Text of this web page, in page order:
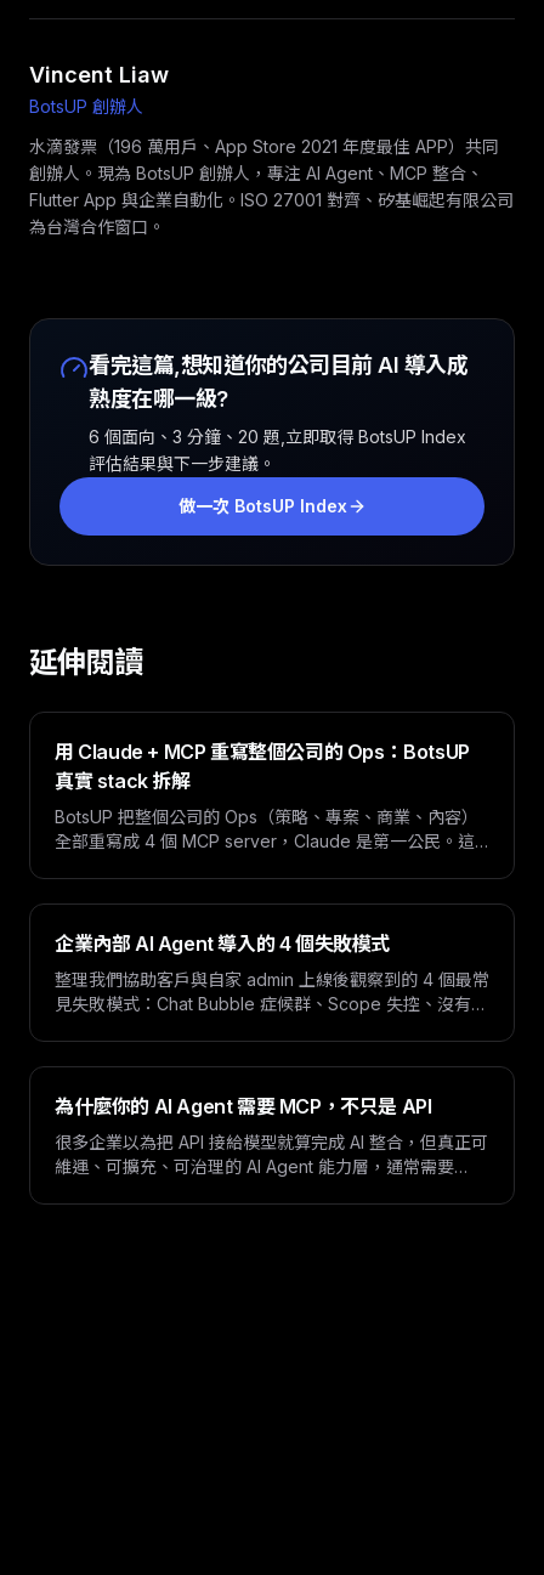
Vincent Liaw
BotsUP 創辦人
水滴發票（196 萬用戶、App Store 2021 年度最佳 APP）共同
創辦人。現為 BotsUP 創辦人，專注 AI Agent、MCP 整合、
Flutter App 與企業自動化。ISO 27001 對齊、矽基崛起有限公司
為台灣合作窗口。
看完這篇,想知道你的公司目前 AI 導入成
熟度在哪一級?
6 個面向、3 分鐘、20 題,立即取得 BotsUP Index
評估結果與下一步建議。
做一次 BotsUP Index
延伸閱讀
用 Claude + MCP 重寫整個公司的 Ops：BotsUP
真實 stack 拆解
BotsUP 把整個公司的 Ops（策略、專案、商業、內容）
全部重寫成 4 個 MCP server，Claude 是第一公民。這
企業內部 AI Agent 導入的 4 個失敗模式
整理我們協助客戶與自家 admin 上線後觀察到的 4 個最常
見失敗模式：Chat Bubble 症候群、Scope 失控、沒有
為什麼你的 AI Agent 需要 MCP，不只是 API
很多企業以為把 API 接給模型就算完成 AI 整合，但真正可
維運、可擴充、可治理的 AI Agent 能力層，通常需要